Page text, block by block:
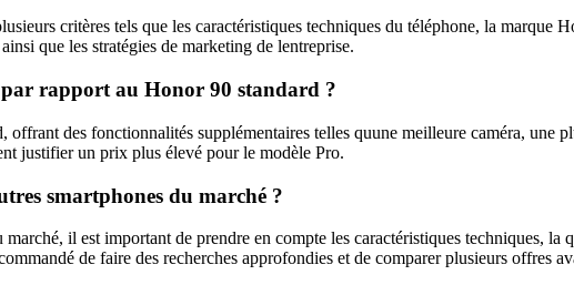
critères tels que les caractéristiques techniques du téléphone, la marque
que les stratégies de marketing de lentreprise.
par rapport au Honor 90 standard ?
des fonctionnalités supplémentaires telles quune meilleure caméra, une
justifier un prix plus élevé pour le modèle Pro.
smartphones du marché ?
il est important de prendre en compte les caractéristiques techniques,
de faire des recherches approfondies et de comparer plusieurs offres